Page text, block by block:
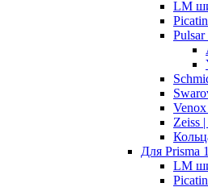
LM
Zeiss
Для Prisma
LM